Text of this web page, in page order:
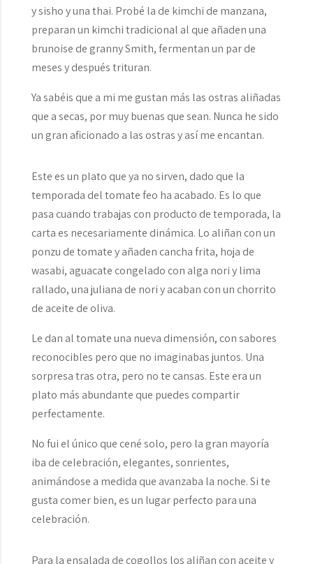
y sisho y una thai. Probé la de kimchi de manzana,
preparan un kimchi tradicional al que añaden una
brunoise de granny Smith, fermentan un par de
meses y después trituran.
Ya sabéis que a mi me gustan más las ostras aliñadas
que a secas, por muy buenas que sean. Nunca he sido
un gran aficionado a las ostras y así me encantan.
Este es un plato que ya no sirven, dado que la
temporada del tomate feo ha acabado. Es lo que
pasa cuando trabajas con producto de temporada, la
carta es necesariamente dinámica. Lo aliñan con un
ponzu de tomate y añaden cancha frita, hoja de
wasabi, aguacate congelado con alga nori y lima
rallado, una juliana de nori y acaban con un chorrito
de aceite de oliva.
Le dan al tomate una nueva dimensión, con sabores
reconocibles pero que no imaginabas juntos. Una
sorpresa tras otra, pero no te cansas. Este era un
plato más abundante que puedes compartir
perfectamente.
No fui el único que cené solo, pero la gran mayoría
iba de celebración, elegantes, sonrientes,
animándose a medida que avanzaba la noche. Si te
gusta comer bien, es un lugar perfecto para una
celebración.
Para la ensalada de cogollos los aliñan con aceite y